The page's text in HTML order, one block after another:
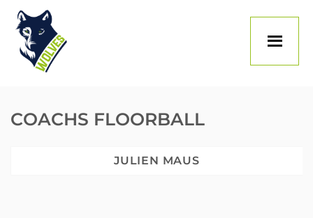
Skip
content
COACHS FLOORBALL
JULIEN MAUS